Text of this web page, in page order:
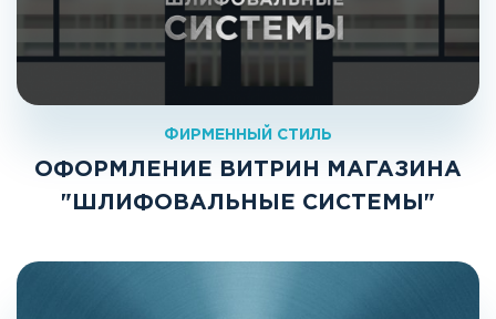
ФИРМЕННЫЙ СТИЛЬ
ОФОРМЛЕНИЕ ВИТРИН МАГАЗИНА
"ШЛИФОВАЛЬНЫЕ СИСТЕМЫ"